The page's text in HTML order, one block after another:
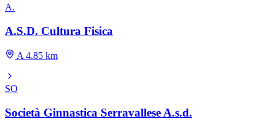
A.
A.S.D. Cultura Fisica
A 4.85 km
SO
Società Ginnastica Serravallese A.s.d.